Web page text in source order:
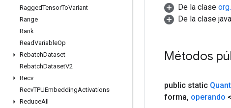
RaggedTensorToVariant
Range
Rank
ReadVariableOp
RebatchDataset
RebatchDatasetV2
Recv
RecvTPUEmbeddingActivations
ReduceAll
De la clase
De la clase
Métodos
public static
forma, operando